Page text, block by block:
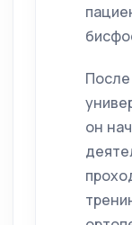
он